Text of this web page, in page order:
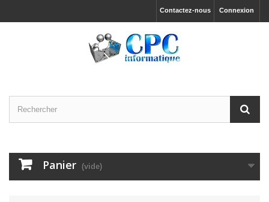
Connexion
Contactez-nous
Panier (vide)